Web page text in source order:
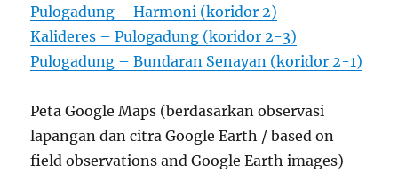
Pulogadung – Harmoni (koridor 2)
Kalideres – Pulogadung (koridor 2-3)
Pulogadung – Bundaran Senayan (koridor 2-1)
Peta Google Maps (berdasarkan observasi
lapangan dan citra Google Earth / based on
field observations and Google Earth images)